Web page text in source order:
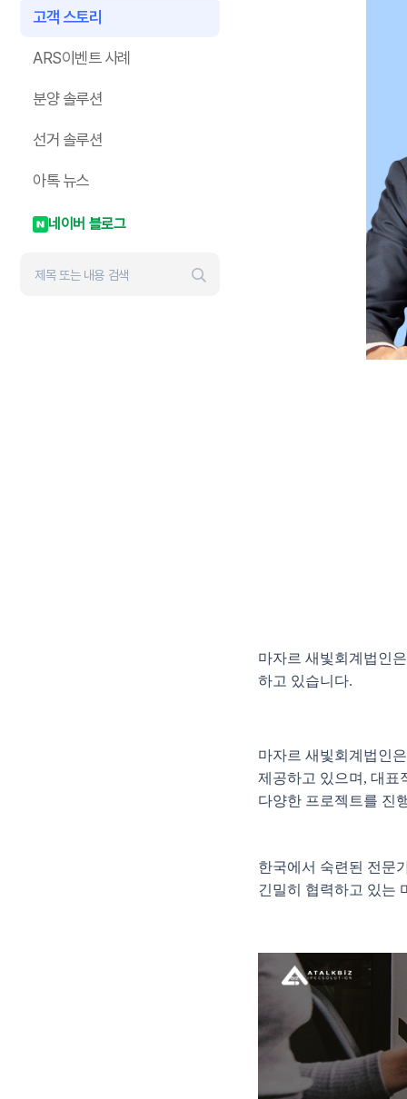
고객 스토리
ARS이벤트 사례
분양 솔루션
선거 솔루션
아톡 뉴스
네이버 블로그
마자르 새빛회계법인
하고 있습니다.
마자르 새빛회계법인
제공하고 있으며, 대표
다양한 프로젝트를 진
한국에서 숙련된 전문
긴밀히 협력하고 있는